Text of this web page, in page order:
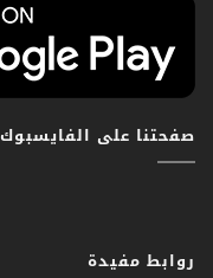
صفحتنا على الفايسبوك
روابط مفيدة